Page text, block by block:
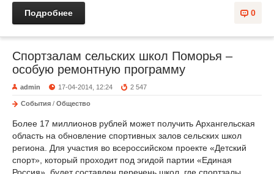
0
Подробнее
Спортзалам сельских школ Поморья –
особую ремонтную программу
admin 17-04-2014, 12:24 2 547
События / Общество
Более 17 миллионов рублей может получить Архангельская
область на обновление спортивных залов сельских школ
региона. Для участия во всероссийском проекте «Детский
спорт», который проходит под эгидой партии «Единая